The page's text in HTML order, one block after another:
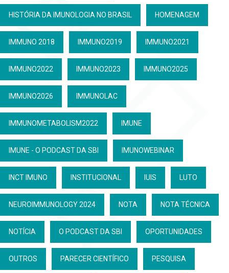
HISTÓRIA DA IMUNOLOGIA NO BRASIL HOMENAGEM
IMMUNO 2018 IMMUNO2019 IMMUNO2021
IMMUNO2022 IMMUNO2023 IMMUNO2025
IMMUNO2026 IMMUNOLAC
IMMUNOMETABOLISM2022 IMUNE
IMUNE - O PODCAST DA SBI IMUNOWEBINAR
INCT IMUNO INSTITUCIONAL IUIS LUTO
NEUROIMMUNOLOGY 2024 NOTA NOTA TÉCNICA
NOTÍCIA O PODCAST DA SBI OPORTUNIDADES
OUTROS PARECER CIENTÍFICO PESQUISA